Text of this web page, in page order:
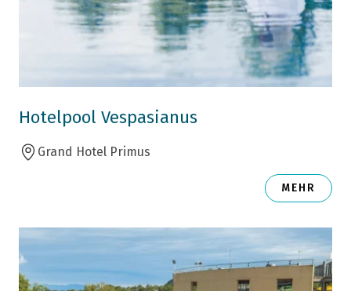
Hotelpool Vespasianus
Grand Hotel Primus
MEHR